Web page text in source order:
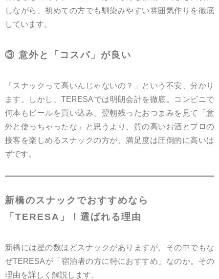
しながら、初めての方でも馴染みやすい雰囲気作りを徹底
しています。
③ 意外と「コスパ」が良い
「スナックって高いんじゃないの？」という不安、分かり
ます。しかし、TERESAでは明朗会計を徹底。コンビニで
何本もビールを買い込み、翌朝残ったおつまみを見て「意
外と使っちゃったな」と思うより、質の高いお酒とプロの
接客を楽しめるスナックの方が、満足度は圧倒的に高いは
ずです。
新橋のスナックでおすすめなら
「TERESA」！選ばれる理由
新橋には星の数ほどスナックがありますが、その中でもな
ぜTERESAが「宿泊者の方に特におすすめ」なのか。その
理由を詳しく解説します。